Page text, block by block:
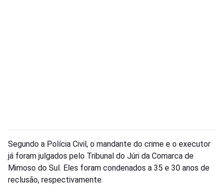
Segundo a Polícia Civil, o mandante do crime e o executor
já foram julgados pelo Tribunal do Júri da Comarca de
Mimoso do Sul. Eles foram condenados a 35 e 30 anos de
reclusão, respectivamente.